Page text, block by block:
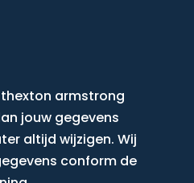
armstrong
jouw gegevens
altijd wijzigen. Wij
conform de